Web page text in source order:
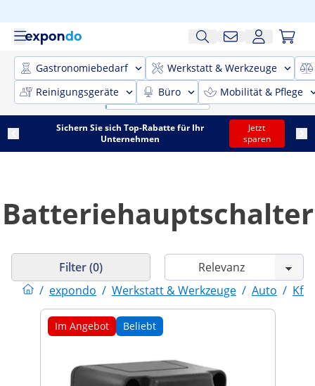
Gastronomiebedarf
Werkstatt & Werkzeuge
Reinigungsgeräte
Büro Mobilität & Pflege
Sichern Sie sich Top-Rabatte für Ihr
Unternehmen
Jetzt
sparen
Batteriehauptschalter
/ expondo / Werkstatt & Werkzeuge / Auto /
Filter (0)
Im Angebot Beliebt